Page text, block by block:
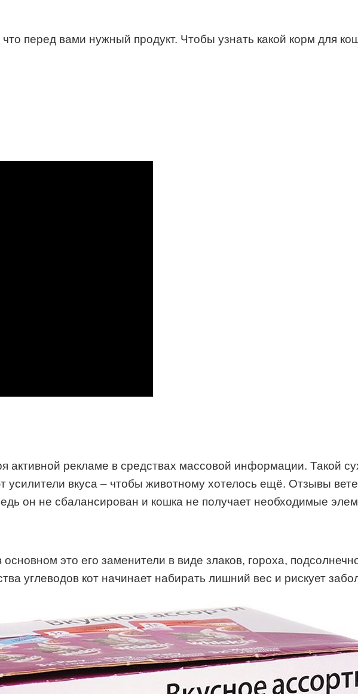
перед вами нужный продукт. Чтобы узнать какой корм для
активной рекламе в средствах массовой информации. Такой
усилители вкуса – чтобы животному хотелось ещё. Отзывы
он не сбалансирован и кошка не получает необходимые
это его заменители в виде злаков, гороха,
углеводов кот начинает набирать лишний вес и рискует